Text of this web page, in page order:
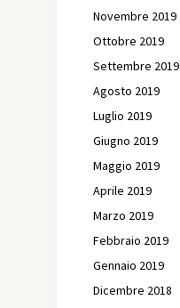
Novembre 2019
Ottobre 2019
Settembre 2019
Agosto 2019
Luglio 2019
Giugno 2019
Maggio 2019
Aprile 2019
Marzo 2019
Febbraio 2019
Gennaio 2019
Dicembre 2018